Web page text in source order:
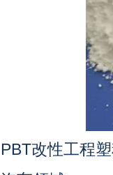
PBT改性工程